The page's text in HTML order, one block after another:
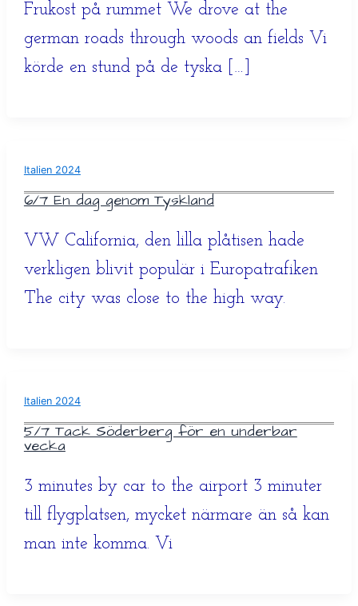
Frukost på rummet We drove at the
german roads through woods an fields Vi
körde en stund på de tyska […]
Italien 2024
6/7 En dag genom Tyskland
VW California, den lilla plåtisen hade
verkligen blivit populär i Europatrafiken
The city was close to the high way.
Italien 2024
5/7 Tack Söderberg för en underbar
vecka
3 minutes by car to the airport 3 minuter
till flygplatsen, mycket närmare än så kan
man inte komma. Vi